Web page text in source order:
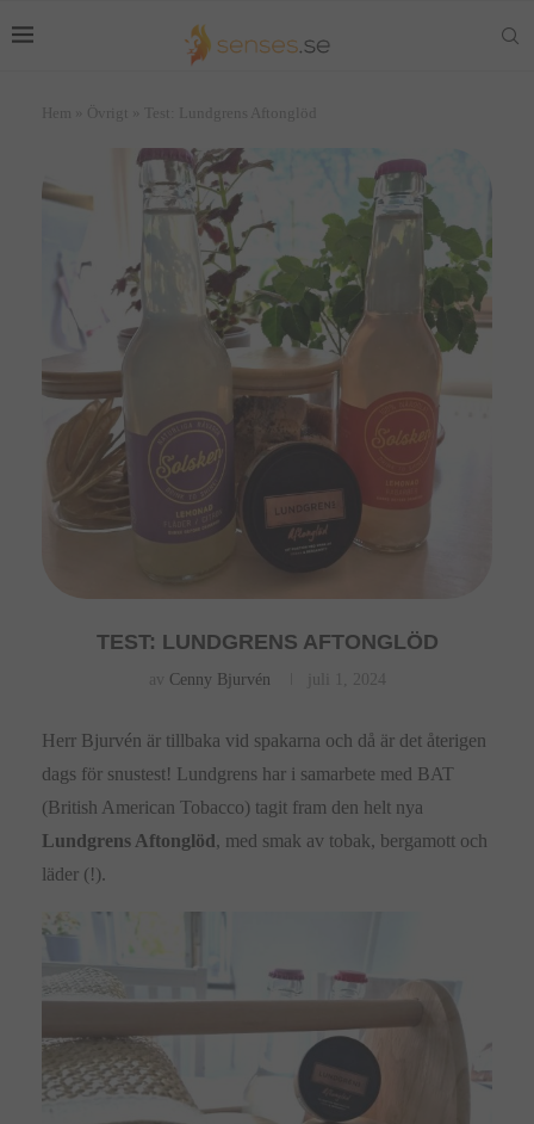
Hem » Övrigt » Test: Lundgrens Aftonglöd
TEST: LUNDGRENS AFTONGLÖD
av Cenny Bjurvén juli 1, 2024
Herr Bjurvén är tillbaka vid spakarna och då är det återigen
dags för snustest! Lundgrens har i samarbete med BAT
(British American Tobacco) tagit fram den helt nya
Lundgrens Aftonglöd, med smak av tobak, bergamott och
läder (!).